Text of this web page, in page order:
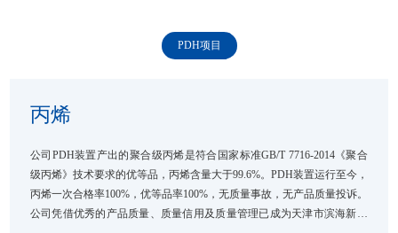
PDH项目
丙烯
公司PDH装置产出的聚合级丙烯是符合国家标准GB/T 7716-2014《聚合
级丙烯》技术要求的优等品，丙烯含量大于99.6%。PDH装置运行至今，
丙烯一次合格率100%，优等品率100%，无质量事故，无产品质量投诉。
公司凭借优秀的产品质量、质量信用及质量管理已成为天津市滨海新区